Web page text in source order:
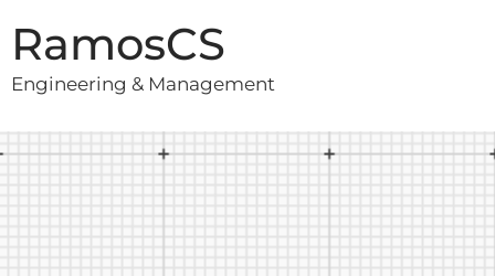
RamosCS
Engineering & Management